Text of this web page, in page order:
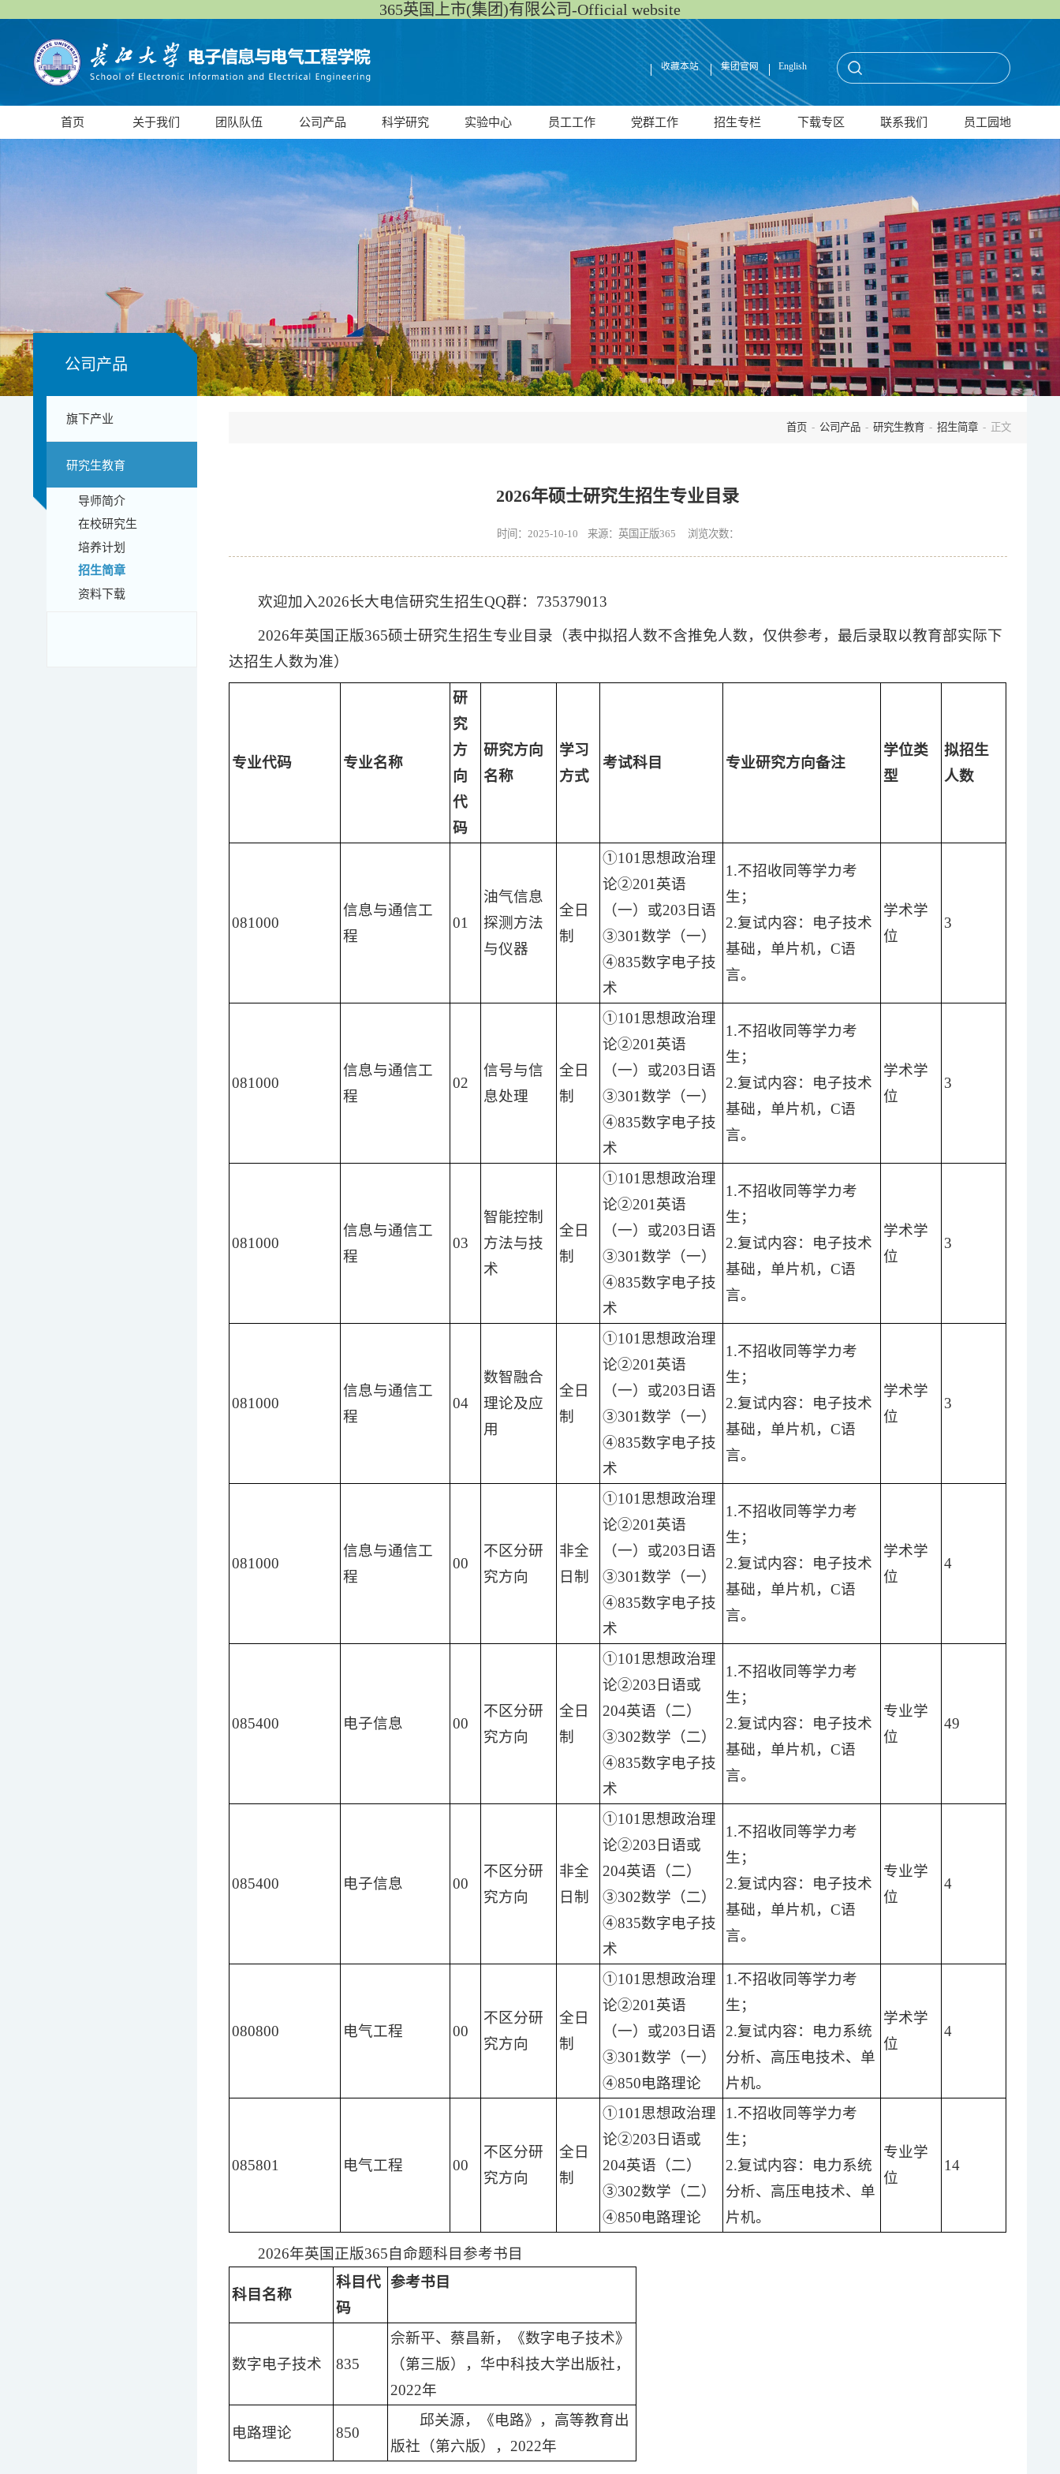
365英国上市(集团)有限公司-Official website
收藏本站 集团官网 English
首页 关于我们 团队队伍 公司产品 科学研究 实验中心 员工工作 党群工作 招生专栏 下载专区 联系我们 员工园地
公司产品
旗下产业
研究生教育
导师简介
在校研究生
培养计划
招生简章
资料下载
首页 - 公司产品 - 研究生教育 - 招生简章 - 正文
2026年硕士研究生招生专业目录
时间：2025-10-10 来源：英国正版365 浏览次数：
欢迎加入2026长大电信研究生招生QQ群：735379013
2026年英国正版365硕士研究生招生专业目录（表中拟招人数不含推免人数，仅供参考，最后录取以教育部实际下
达招生人数为准）
专业代码 专业名称
研
究
方
向
代
码
研究方向
名称
学习
方式
考试科目 专业研究方向备注
学位类
型
拟招生
人数
081000
信息与通信工
程
01
油气信息
探测方法
与仪器
全日
制
①101思想政治理
论②201英语
（一）或203日语
③301数学（一）
④835数字电子技
术
1.不招收同等学力考
生；
2.复试内容：电子技术
基础，单片机，C语
言。
学术学
位
3
081000
信息与通信工
程
02
信号与信
息处理
全日
制
①101思想政治理
论②201英语
（一）或203日语
③301数学（一）
④835数字电子技
术
1.不招收同等学力考
生；
2.复试内容：电子技术
基础，单片机，C语
言。
学术学
位
3
081000
信息与通信工
程
03
智能控制
方法与技
术
全日
制
①101思想政治理
论②201英语
（一）或203日语
③301数学（一）
④835数字电子技
术
1.不招收同等学力考
生；
2.复试内容：电子技术
基础，单片机，C语
言。
学术学
位
3
081000
信息与通信工
程
04
数智融合
理论及应
用
全日
制
①101思想政治理
论②201英语
（一）或203日语
③301数学（一）
④835数字电子技
术
1.不招收同等学力考
生；
2.复试内容：电子技术
基础，单片机，C语
言。
学术学
位
3
081000
信息与通信工
程
00
不区分研
究方向
非全
日制
①101思想政治理
论②201英语
（一）或203日语
③301数学（一）
④835数字电子技
术
1.不招收同等学力考
生；
2.复试内容：电子技术
基础，单片机，C语
言。
学术学
位
4
085400 电子信息 00
不区分研
究方向
全日
制
①101思想政治理
论②203日语或
204英语（二）
③302数学（二）
④835数字电子技
术
1.不招收同等学力考
生；
2.复试内容：电子技术
基础，单片机，C语
言。
专业学
位
49
085400 电子信息 00
不区分研
究方向
非全
日制
①101思想政治理
论②203日语或
204英语（二）
③302数学（二）
④835数字电子技
术
1.不招收同等学力考
生；
2.复试内容：电子技术
基础，单片机，C语
言。
专业学
位
4
080800 电气工程 00
不区分研
究方向
全日
制
①101思想政治理
论②201英语
（一）或203日语
③301数学（一）
④850电路理论
1.不招收同等学力考
生；
2.复试内容：电力系统
分析、高压电技术、单
片机。
学术学
位
4
085801 电气工程 00
不区分研
究方向
全日
制
①101思想政治理
论②203日语或
204英语（二）
③302数学（二）
④850电路理论
1.不招收同等学力考
生；
2.复试内容：电力系统
分析、高压电技术、单
片机。
专业学
位
14
2026年英国正版365自命题科目参考书目
科目名称
科目代
码
参考书目
数字电子技术 835
佘新平、蔡昌新，《数字电子技术》
（第三版），华中科技大学出版社，
2022年
电路理论 850
邱关源，《电路》，高等教育出
版社（第六版），2022年